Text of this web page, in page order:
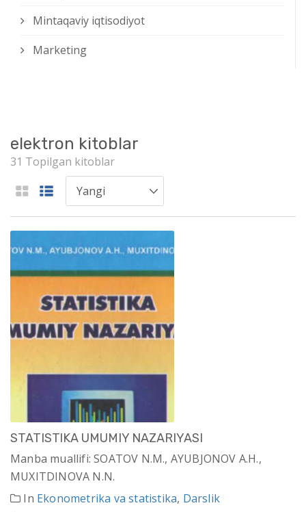
Mintaqaviy iqtisodiyot
Marketing
elektron kitoblar
31 Topilgan kitoblar
STATISTlKA UMUMIY NAZARIYASI
Manba muallifi: SOATOV N.M., AYUBJONOV A.H.,
MUXITDINOVA N.N.
In Ekonometrika va statistika, Darslik